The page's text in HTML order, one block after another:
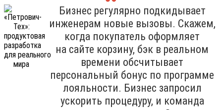
Бизнес регулярно подкидывает
инженерам новые вызовы. Скажем,
когда покупатель оформляет
на сайте корзину, бэк в реальном
времени обсчитывает
персональный бонус по программе
лояльности. Бизнес запросил
ускорить процедуру, и команда